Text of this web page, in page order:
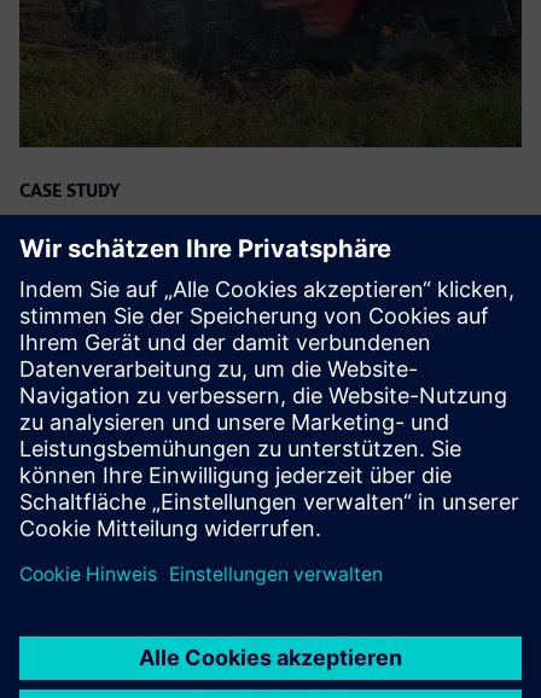
CASE STUDY
AGCO uses Simcenter solutions to
reduce durability field data
acquisition time by 50 percent
Unternehmen: AGCO Brazil
Branche: Schwermaschinen
Standort: Canoas, Brazil
Siemens Software: Simcenter 3D Solutions, Simcenter
Testing Solutions